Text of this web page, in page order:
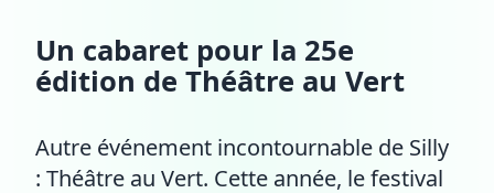
Un cabaret pour la 25e
édition de Théâtre au Vert
Autre événement incontournable de Silly
: Théâtre au Vert. Cette année, le festival